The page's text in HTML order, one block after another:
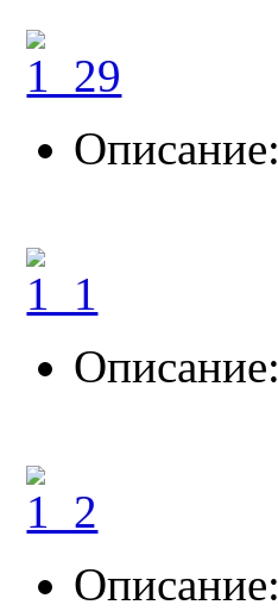
Описание:
Описание:
Описание: